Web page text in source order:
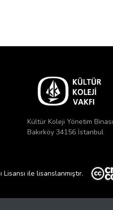
Kültür Koleji Yönetim Binası
Bakırköy 34156 İstanbul
ile lisanslanmıştır.